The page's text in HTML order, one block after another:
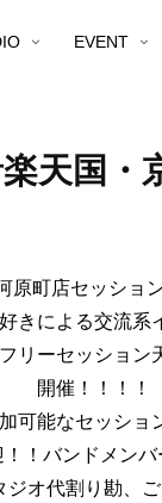
EVENT
天国
原町店セッショ
きによる交流系
フリーセッション
開催！！！！
可能なセッショ
！バンドメン
オ代割り勘、ご